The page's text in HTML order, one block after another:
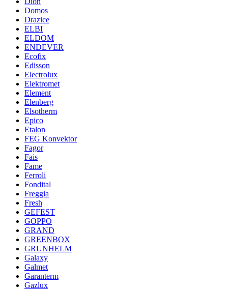
Domos
Drazice
ELBI
ELDOM
ENDEVER
Ecofix
Edisson
Electrolux
Elektromet
Element
Elenberg
Elsotherm
Epico
Etalon
FEG Konvektor
Fagor
Fais
Fame
Ferroli
Fondital
Freggia
Fresh
GEFEST
GOPPO
GRAND
GREENBOX
GRUNHELM
Galaxy
Galmet
Garanterm
Gazlux